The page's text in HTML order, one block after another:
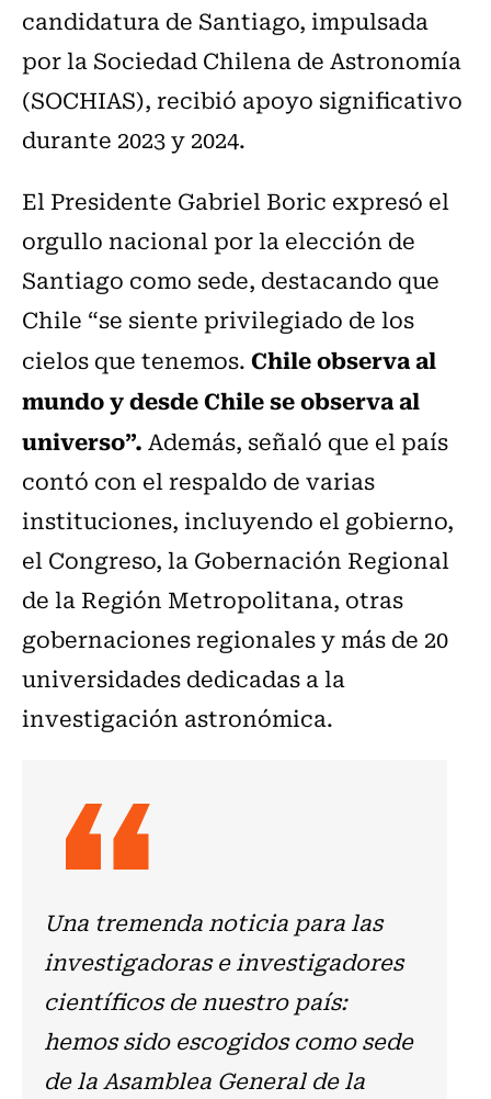
candidatura de Santiago, impulsada
por la Sociedad Chilena de Astronomía
(SOCHIAS), recibió apoyo significativo
durante 2023 y 2024.
El Presidente Gabriel Boric expresó el
orgullo nacional por la elección de
Santiago como sede, destacando que
Chile “se siente privilegiado de los
cielos que tenemos.Chile observa al
mundo y desde Chile se observa al
universo”.Además, señaló que el país
contó con el respaldo de varias
instituciones, incluyendo el gobierno,
el Congreso, la Gobernación Regional
de la Región Metropolitana, otras
gobernaciones regionales y más de 20
universidades dedicadas a la
investigación astronómica.
Una tremenda noticia para las
investigadoras e investigadores
científicos de nuestro país:
hemos sido escogidos como sede
de la Asamblea General de la